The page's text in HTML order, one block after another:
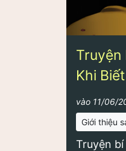
Truyện
Khi
vào 11/06/
Giới thiệu
Truyện